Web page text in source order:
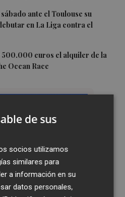
ante el Toulouse su
en La Liga contra el
euros el alquiler de la
Ocean Race
de sus
socios utilizamos
similares para
a información en su
datos personales,